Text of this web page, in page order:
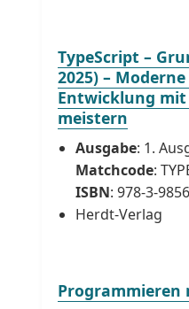
TypeScript –
2025) –
Entwicklung mit
meistern
Ausgabe: 1.
Matchcode:
ISBN: 978-3-
Herdt-Verlag
Programmieren